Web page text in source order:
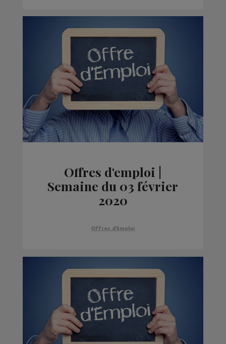
Offres d'emploi |
Semaine du 03 février
2020
Offres d'Emploi